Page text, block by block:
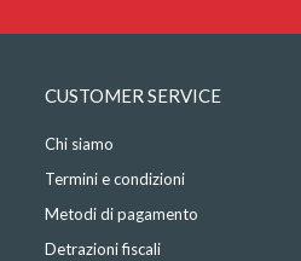
CUSTOMER SERVICE
Chi siamo
Termini e condizioni
Metodi di pagamento
Detrazioni fiscali